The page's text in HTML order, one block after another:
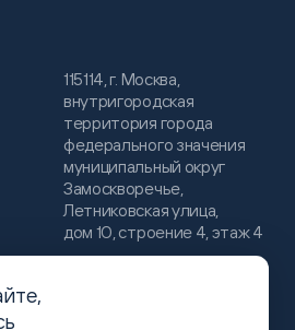
115114, г. Москва,
внутригородская
территория города
федерального значения
муниципальный округ
Замоскворечье,
Летниковская улица,
дом 10, строение 4, этаж 4